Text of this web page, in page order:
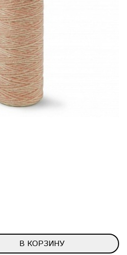
В КОРЗИНУ